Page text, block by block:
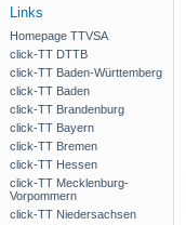
Links
Homepage TTVSA
click-TT DTTB
click-TT Baden-Württemberg
click-TT Baden
click-TT Brandenburg
click-TT Bayern
click-TT Bremen
click-TT Hessen
click-TT Mecklenburg-
Vorpommern
click-TT Niedersachsen